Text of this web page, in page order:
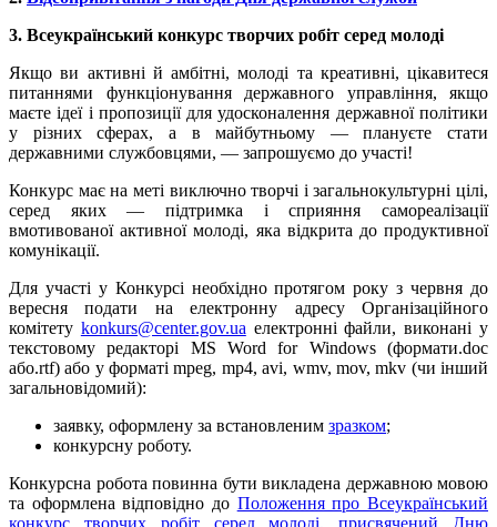
3. Всеукраїнський конкурс творчих робіт серед молоді
Якщо ви активні й амбітні, молоді та креативні, цікавитеся
питаннями функціонування державного управління, якщо
маєте ідеї і пропозиції для удосконалення державної політики
у різних сферах, а в майбутньому — плануєте стати
державними службовцями, — запрошуємо до участі!
Конкурс має на меті виключно творчі і загальнокультурні цілі,
серед яких — підтримка і сприяння самореалізації
вмотивованої активної молоді, яка відкрита до продуктивної
комунікації.
Для участі у Конкурсі необхідно протягом року з червня до
вересня подати на електронну адресу Організаційного
комітету konkurs@center.gov.ua електронні файли, виконані у
текстовому редакторі MS Word for Windows (формати.doc
або.rtf) або у форматі mpeg, mp4, avi, wmv, mov, mkv (чи інший
загальновідомий):
заявку, оформлену за встановленим зразком;
конкурсну роботу.
Конкурсна робота повинна бути викладена державною мовою
та оформлена відповідно до Положення про Всеукраїнський
конкурс творчих робіт серед молоді, присвячений Дню